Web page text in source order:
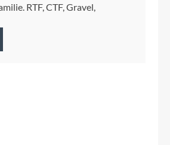
RTF, CTF, Gravel,